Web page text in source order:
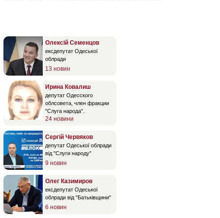
Олексій Семенцов
ексдепутат Одеської
облради
13 новин
Ирина Ковалиш
депутат Одесского
облсовета, член фракции
"Слуга народа".
24 новини
Сергій Червяков
депутат Одеської облради
від "Слуги народу"
9 новин
Олег Казимиров
ексдепутат Одеської
облради від "Батьківщини"
6 новин